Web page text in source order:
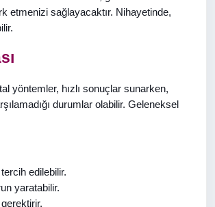
etmenizi sağlayacaktır. Nihayetinde,
yöntemler, hızlı sonuçlar sunarken,
durumlar olabilir. Geleneksel
edilebilir.
yaratabilir.